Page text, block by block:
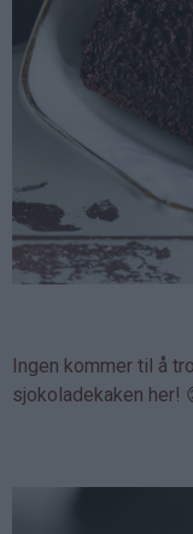
Ingen kommer til å
sjokoladekaken her!